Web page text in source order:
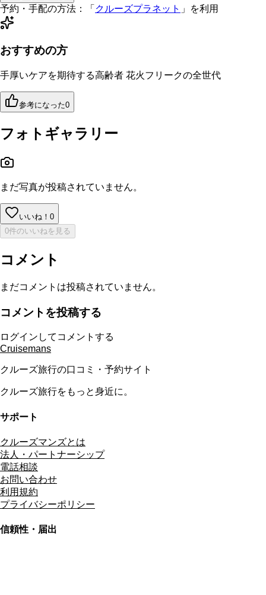
予約・手配の方法： 「 クルーズプラネット 」を利用
おすすめの方
手厚いケアを期待する高齢者 花火フリークの全世代
参考になった0
フォトギャラリー
まだ写真が投稿されていません。
いいね！ 0
0件のいいねを見る
コメント
まだコメントは投稿されていません。
コメントを投稿する
ログインしてコメントする
Cruisemans
クルーズ旅行の口コミ・予約サイト
クルーズ旅行をもっと身近に。
サポート
クルーズマンズとは
法人・パートナーシップ
電話相談
お問い合わせ
利用規約
プライバシーポリシー
信頼性・届出